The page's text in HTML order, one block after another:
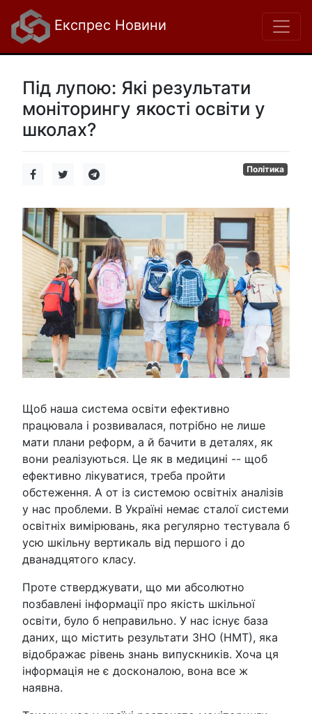
Експрес Новини
Під лупою: Які результати
моніторингу якості освіти у
школах?
Політика
Щоб наша система освіти ефективно
працювала і розвивалася, потрібно не лише
мати плани реформ, а й бачити в деталях, як
вони реалізуються. Це як в медицині -- щоб
ефективно лікуватися, треба пройти
обстеження. А от із системою освітніх аналізів
у нас проблеми. В Україні немає сталої системи
освітніх вимірювань, яка регулярно тестувала б
усю шкільну вертикаль від першого і до
дванадцятого класу.
Проте стверджувати, що ми абсолютно
позбавлені інформації про якість шкільної
освіти, було б неправильно. У нас існує база
даних, що містить результати ЗНО (НМТ), яка
відображає рівень знань випускників. Хоча ця
інформація не є досконалою, вона все ж
наявна.